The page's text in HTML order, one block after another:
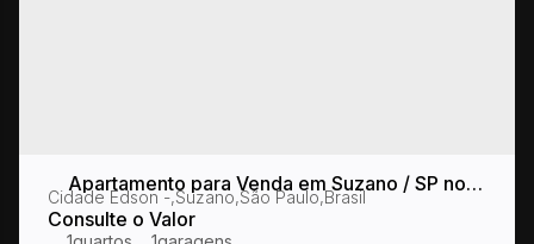
Apartamento para Venda em Suzano / SP no
bairro Cidade Edson
Consulte o Valor
Cidade Edson ,Suzano,São Paulo,Brasil